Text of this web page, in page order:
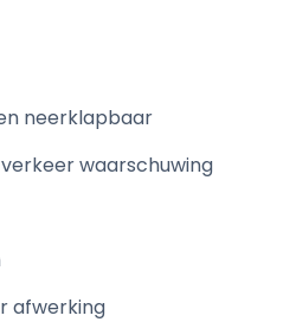
neerklapbaar
waarschuwing
afwerking